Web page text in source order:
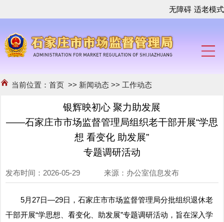
无障碍 适老模式
当前位置：首页 >> 新闻动态 >> 工作动态
银辉映初心 聚力助发展
——石家庄市市场监督管理局组织老干部开展“学思
想 看变化 助发展”
专题调研活动
发布时间：2026-05-29 来源：办公室信息发布
5月27日—29日，石家庄市市场监督管理局分批组织退休老
干部开展“学思想、看变化、助发展”专题调研活动，旨在深入学